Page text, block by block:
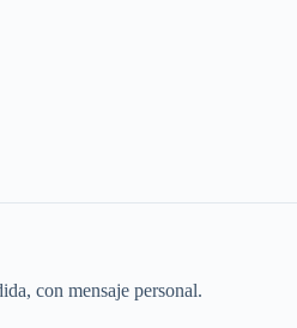
con mensaje personal.